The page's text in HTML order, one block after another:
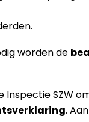
worden de
Inspectie SZW
.